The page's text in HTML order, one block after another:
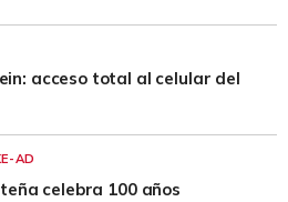
acceso total al celular del
AD
celebra 100 años